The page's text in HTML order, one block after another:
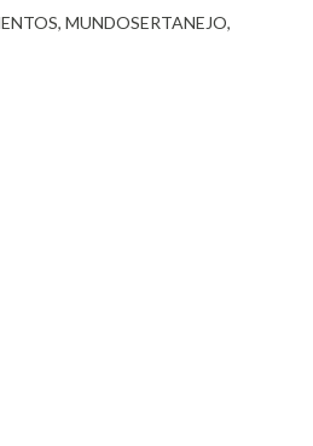
MUNDOSERTANEJO